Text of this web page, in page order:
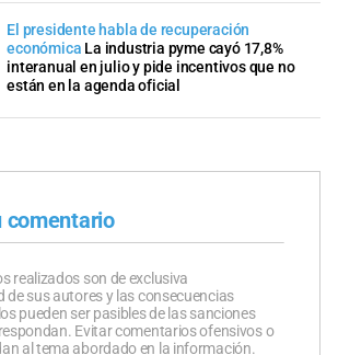
El presidente habla de recuperación
económica La industria pyme cayó 17,8%
interanual en julio y pide incentivos que no
están en la agenda oficial
comentario
realizados son de exclusiva
de sus autores y las consecuencias
pueden ser pasibles de las sanciones
Evitar comentarios ofensivos o
al tema abordado en la información.